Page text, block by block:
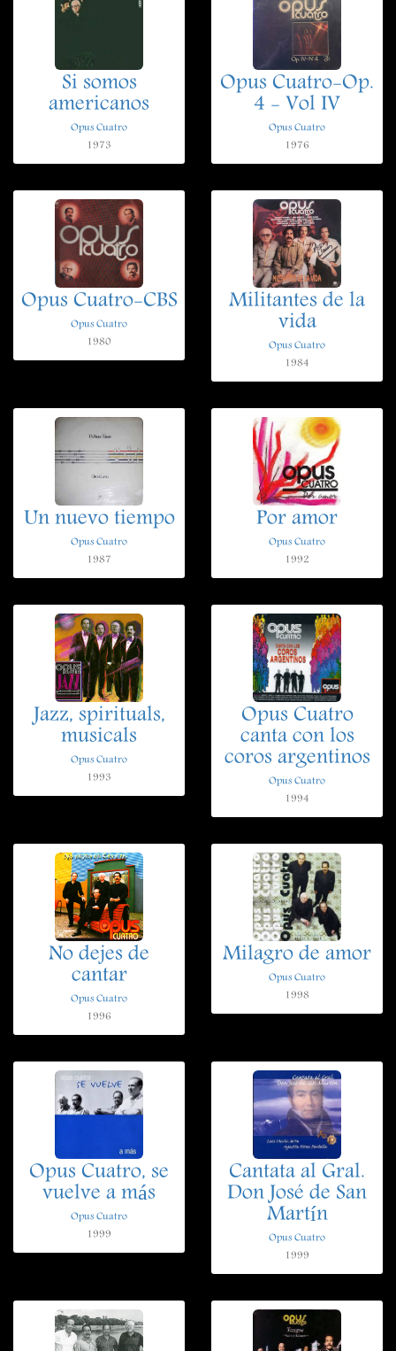
Si somos
americanos
Opus Cuatro
1973
Opus Cuatro-Op.
4 - Vol IV
Opus Cuatro
1976
Opus Cuatro-CBS
Opus Cuatro
1980
Militantes de la
vida
Opus Cuatro
1984
Un nuevo tiempo
Opus Cuatro
1987
Por amor
Opus Cuatro
1992
Jazz, spirituals,
musicals
Opus Cuatro
1993
Opus Cuatro
canta con los
coros argentinos
Opus Cuatro
1994
No dejes de
cantar
Opus Cuatro
1996
Milagro de amor
Opus Cuatro
1998
Opus Cuatro, se
vuelve a más
Opus Cuatro
1999
Cantata al Gral.
Don José de San
Martín
Opus Cuatro
1999